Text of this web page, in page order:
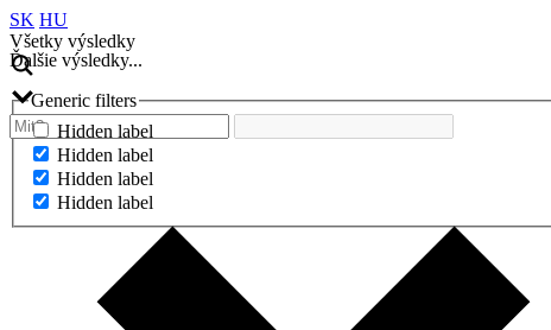
SK HU
Všetky výsledky
Ďalšie výsledky...
Generic filters
Hidden label
Hidden label
Hidden label
Hidden label